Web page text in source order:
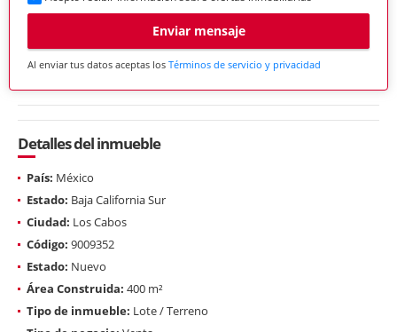
Enviar mensaje
Al enviar tus datos aceptas los Términos de servicio y privacidad
Detalles del inmueble
País: México
Estado: Baja California Sur
Ciudad: Los Cabos
Código: 9009352
Estado: Nuevo
Área Construida: 400 m²
Tipo de inmueble: Lote / Terreno